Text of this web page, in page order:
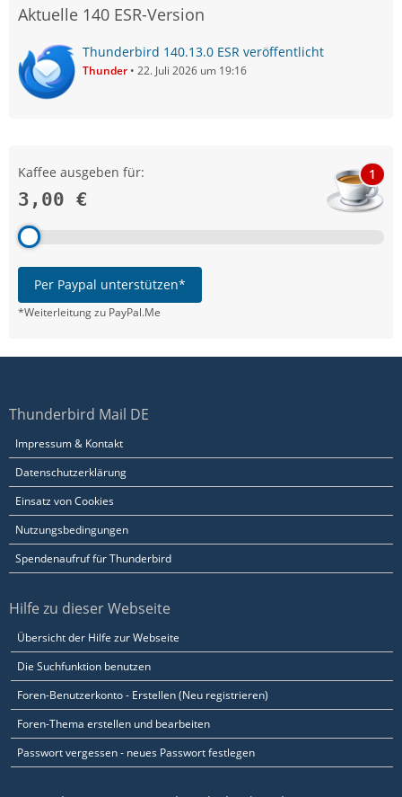
Aktuelle 140 ESR-Version
Thunderbird 140.13.0 ESR veröffentlicht
Thunder 22. Juli 2026 um 19:16
Kaffee ausgeben für:
3,00 €
1
Per Paypal unterstützen*
*Weiterleitung zu PayPal.Me
Thunderbird Mail DE
Impressum & Kontakt
Datenschutzerklärung
Einsatz von Cookies
Nutzungsbedingungen
Spendenaufruf für Thunderbird
Hilfe zu dieser Webseite
Übersicht der Hilfe zur Webseite
Die Suchfunktion benutzen
Foren-Benutzerkonto - Erstellen (Neu registrieren)
Foren-Thema erstellen und bearbeiten
Passwort vergessen - neues Passwort festlegen